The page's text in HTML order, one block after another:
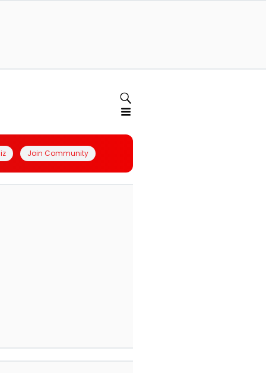
Join Community